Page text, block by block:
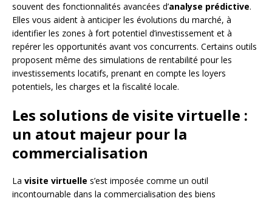
souvent des fonctionnalités avancées d’analyse prédictive.
Elles vous aident à anticiper les évolutions du marché, à
identifier les zones à fort potentiel d’investissement et à
repérer les opportunités avant vos concurrents. Certains outils
proposent même des simulations de rentabilité pour les
investissements locatifs, prenant en compte les loyers
potentiels, les charges et la fiscalité locale.
Les solutions de visite virtuelle :
un atout majeur pour la
commercialisation
La visite virtuelle s’est imposée comme un outil
incontournable dans la commercialisation des biens